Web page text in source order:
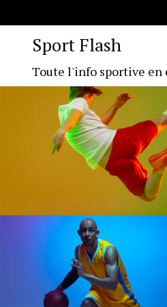
Sport Flash
Toute l'info sportive en